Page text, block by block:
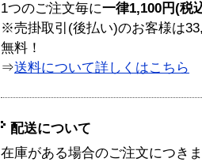
1つのご注文毎に一律1,100円(税
※売掛取引(後払い)のお客様は
無料！
⇒送料について詳しくはこちら
配送について
在庫がある場合のご注文につき